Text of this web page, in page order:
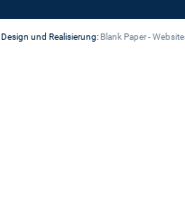
Design und Realisierung:Blank Paper -